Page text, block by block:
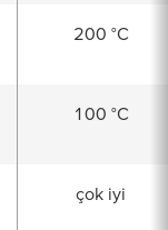
200 °C
100 °C
çok iyi